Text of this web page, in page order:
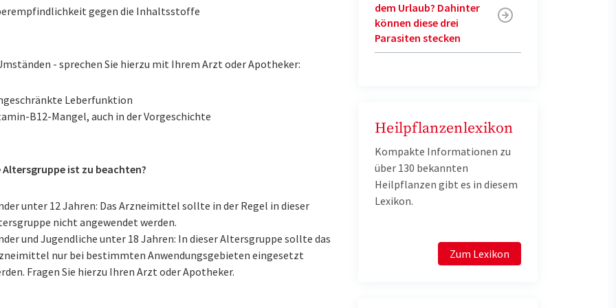
gegen die Inhaltsstoffe
- sprechen Sie hierzu mit Ihrem Arzt oder Apotheker:
Leberfunktion
B12-Mangel, auch in der Vorgeschichte
Altersgruppe ist zu beachten?
unter 12 Jahren: Das Arzneimittel sollte in der Regel in dieser
nicht angewendet werden.
und Jugendliche unter 18 Jahren: In dieser Altersgruppe sollte das
nur bei bestimmten Anwendungsgebieten eingesetzt
Fragen Sie hierzu Ihren Arzt oder Apotheker.
dem Urlaub? Dahinter
können diese drei
Parasiten stecken
Heilpflanzenlexikon
Kompakte Informationen zu
über 130 bekannten
Heilpflanzen gibt es in diesem
Lexikon.
Zum Lexikon